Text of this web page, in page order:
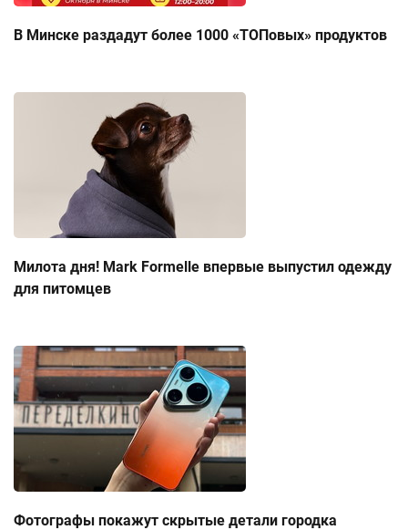
В Минске раздадут более 1000 «ТОПовых» продуктов
Милота дня! Mark Formelle впервые выпустил одежду
для питомцев
Фотографы покажут скрытые детали городка